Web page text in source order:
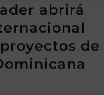
abrirá
de